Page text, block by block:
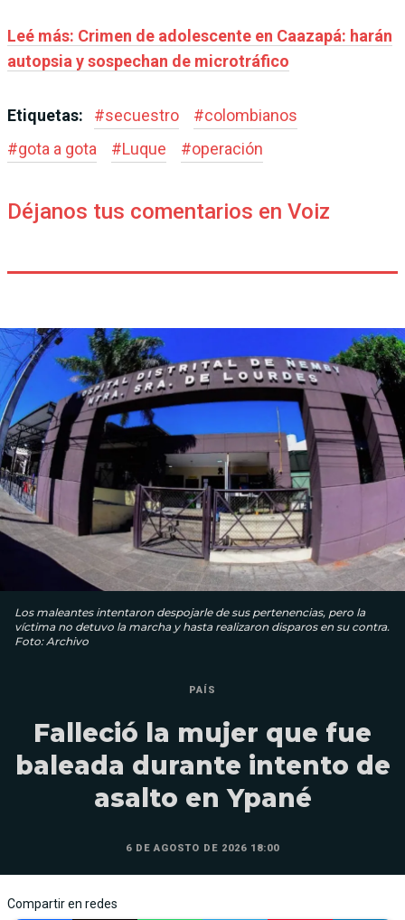
Leé más: Crimen de adolescente en Caazapá: harán
autopsia y sospechan de microtráfico
Etiquetas: #secuestro #colombianos
#gota a gota #Luque #operación
Déjanos tus comentarios en Voiz
Los maleantes intentaron despojarle de sus pertenencias, pero la
víctima no detuvo la marcha y hasta realizaron disparos en su contra.
Foto: Archivo
PAÍS
Falleció la mujer que fue
baleada durante intento de
asalto en Ypané
6 DE AGOSTO DE 2026 18:00
Compartir en redes